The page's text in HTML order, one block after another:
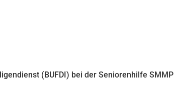
(BUFDI) bei der Seniorenhilfe SMMP